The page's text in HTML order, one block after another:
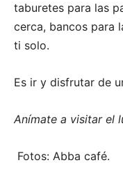
taburetes para las
cerca, bancos para
ti solo.
Es ir y disfrutar de
Anímate a visitar el
Fotos: Abba café.